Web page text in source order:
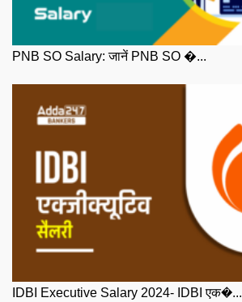
PNB SO Salary: जानें PNB SO �...
IDBI Executive Salary 2024- IDBI एक�...